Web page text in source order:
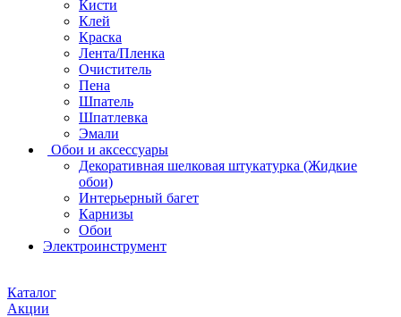
Кисти
Клей
Краска
Лента/Пленка
Очиститель
Пена
Шпатель
Шпатлевка
Эмали
Обои и аксессуары
Декоративная шелковая штукатурка (Жидкие
обои)
Интерьерный багет
Карнизы
Обои
Электроинструмент
Каталог
Акции